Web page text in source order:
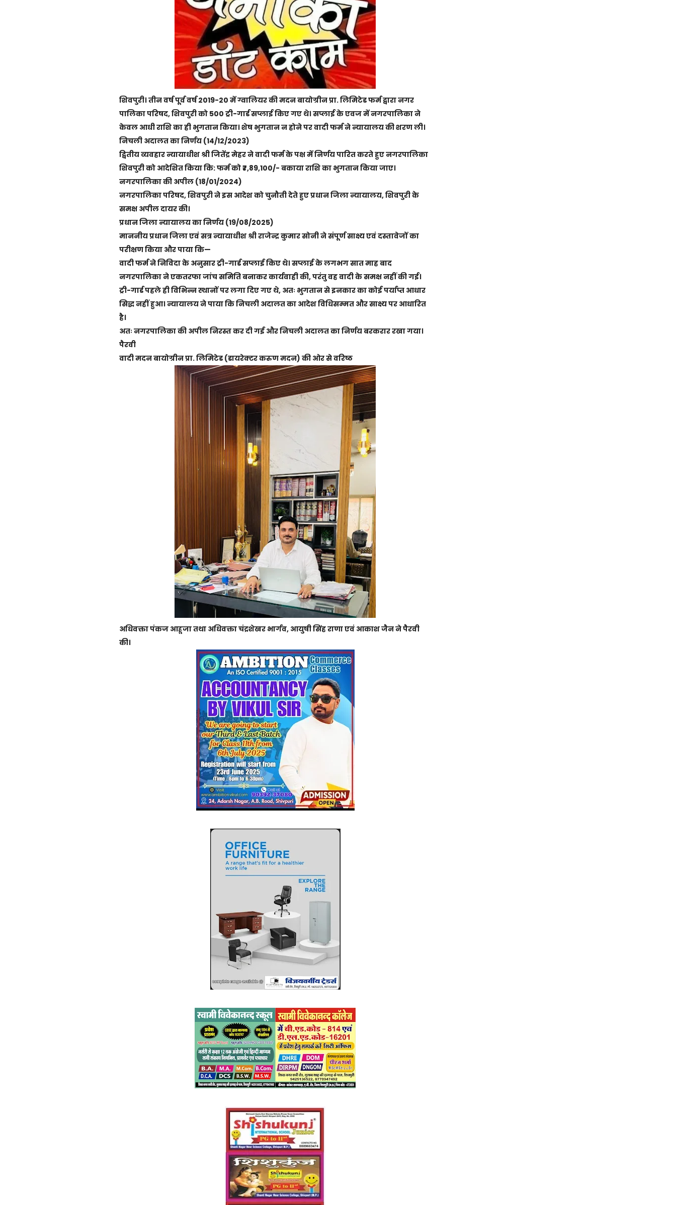
शिवपुरी। तीन वर्ष पूर्व वर्ष 2019-20 में ग्वालियर की मदन बायोग्रीन प्रा. लिमिटेड फर्म द्वारा नगर
पालिका परिषद, शिवपुरी को 500 ट्री-गार्ड सप्लाई किए गए थे। सप्लाई के एवज में नगरपालिका ने
केवल आधी राशि का ही भुगतान किया। शेष भुगतान न होने पर वादी फर्म ने न्यायालय की शरण ली।
निचली अदालत का निर्णय (14/12/2023)
द्वितीय व्यवहार न्यायाधीश श्री जितेंद्र मेहर ने वादी फर्म के पक्ष में निर्णय पारित करते हुए नगरपालिका
शिवपुरी को आदेशित किया कि: फर्म को ₹7,89,100/- बकाया राशि का भुगतान किया जाए।
नगरपालिका की अपील (18/01/2024)
नगरपालिका परिषद, शिवपुरी ने इस आदेश को चुनौती देते हुए प्रधान जिला न्यायालय, शिवपुरी के
समक्ष अपील दायर की।
प्रधान जिला न्यायालय का निर्णय (19/08/2025)
माननीय प्रधान जिला एवं सत्र न्यायाधीश श्री राजेन्द्र कुमार सोनी ने संपूर्ण साक्ष्य एवं दस्तावेजों का
परीक्षण किया और पाया कि—
वादी फर्म ने निविदा के अनुसार ट्री-गार्ड सप्लाई किए थे। सप्लाई के लगभग सात माह बाद
नगरपालिका ने एकतरफा जांच समिति बनाकर कार्यवाही की, परंतु वह वादी के समक्ष नहीं की गई।
ट्री-गार्ड पहले ही विभिन्न स्थानों पर लगा दिए गए थे, अतः भुगतान से इनकार का कोई पर्याप्त आधार
सिद्ध नहीं हुआ। न्यायालय ने पाया कि निचली अदालत का आदेश विधिसम्मत और साक्ष्य पर आधारित
है।
अतः नगरपालिका की अपील निरस्त कर दी गई और निचली अदालत का निर्णय बरकरार रखा गया।
पैरवी
वादी मदन बायोग्रीन प्रा. लिमिटेड (डायरेक्टर करुण मदन) की ओर से वरिष्ठ
अधिवक्ता पंकज आहूजा तथा अधिवक्ता चंद्रशेखर भार्गव, आयुषी सिंह राणा एवं आकाश जैन ने पैरवी
की।